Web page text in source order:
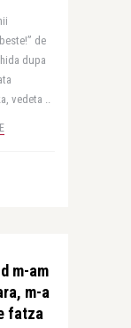
de
dupa
vedeta ..
m-am
m-a
fatza